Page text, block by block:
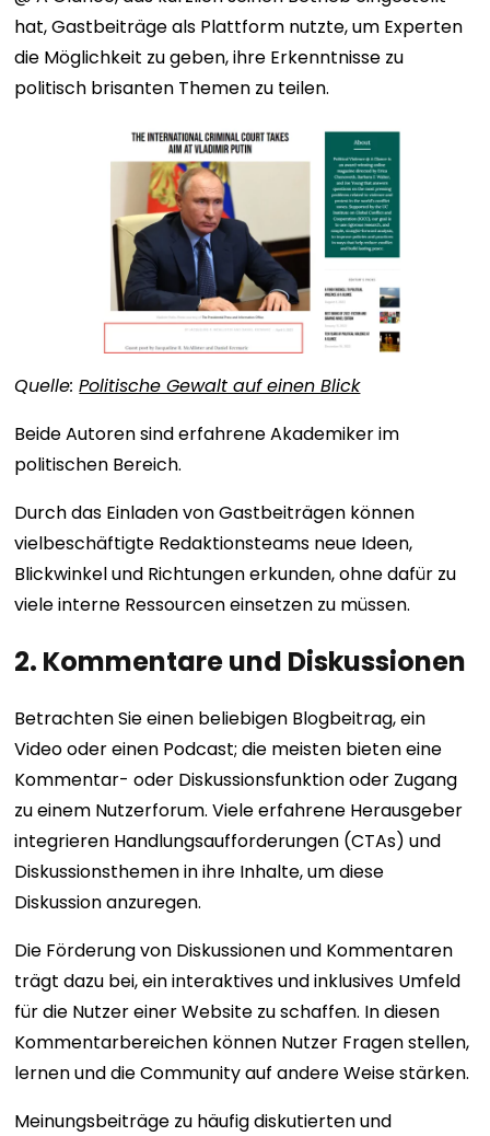
hat, Gastbeiträge als Plattform nutzte, um Experten
die Möglichkeit zu geben, ihre Erkenntnisse zu
politisch brisanten Themen zu teilen.
Quelle:Politische Gewalt auf einen Blick
Beide Autoren sind erfahrene Akademiker im
politischen Bereich.
Durch das Einladen von Gastbeiträgen können
vielbeschäftigte Redaktionsteams neue Ideen,
Blickwinkel und Richtungen erkunden, ohne dafür zu
viele interne Ressourcen einsetzen zu müssen.
2. Kommentare und Diskussionen
Betrachten Sie einen beliebigen Blogbeitrag, ein
Video oder einen Podcast; die meisten bieten eine
Kommentar- oder Diskussionsfunktion oder Zugang
zu einem Nutzerforum. Viele erfahrene Herausgeber
integrieren Handlungsaufforderungen (CTAs) und
Diskussionsthemen in ihre Inhalte, um diese
Diskussion anzuregen.
Die Förderung von Diskussionen und Kommentaren
trägt dazu bei, ein interaktives und inklusives Umfeld
für die Nutzer einer Website zu schaffen. In diesen
Kommentarbereichen können Nutzer Fragen stellen,
lernen und die Community auf andere Weise stärken.
Meinungsbeiträge zu häufig diskutierten und